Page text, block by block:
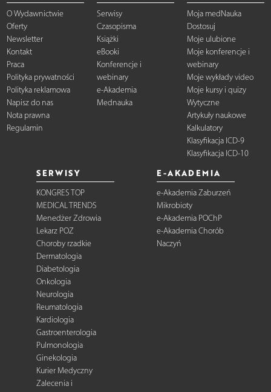
O Wydawnictwie
Oferty
Newsletter
Kontakt
Praca
Polityka prywatności
Polityka reklamowa
Napisz do nas
Nota prawna
Regulamin
Serwisy
Czasopisma
Książki
eBooki
Konferencje i
webinary
e-Akademia
Mednauka
Moja medNauka
Dostosuj
Moje ulubione
Moje konferencje i
webinary
Moje wykłady video
Moje kursy i quizy
Wytyczne
Artykuły naukowe
Kalkulatory
Klasyfikacja ICD-9
Klasyfikacja ICD-10
SERWISY
KONGRES TOP
MEDICAL TRENDS
Menedżer Zdrowia
Lekarz POZ
Choroby rzadkie
Dermatologia
Diabetologia
Onkologia
Neurologia
Reumatologia
Kardiologia
Gastroenterologia
Pulmonologia
Ginekologia
Kurier Medyczny
Zalecenia i
E-AKADEMIA
e-Akademia Zaburzeń
Mikrobioty
e-Akademia POChP
e-Akademia Chorób
Naczyń